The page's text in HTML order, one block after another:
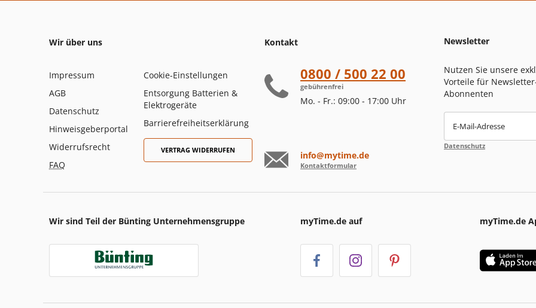
Wir über uns
Impressum
AGB
Datenschutz
Hinweisgeberportal
Widerrufsrecht
FAQ
Cookie-Einstellungen
Entsorgung Batterien &
Elektrogeräte
Barrierefreiheitserklärung
VERTRAG WIDERRUFEN
Kontakt
0800 / 500 22 00
gebührenfrei
Mo. - Fr.: 09:00 - 17:00 Uhr
info@mytime.de
Kontaktformular
Newsletter
Nutzen Sie unsere
Vorteile für
Abonnenten
E-Mail-Adresse
Datenschutz
Wir sind Teil der Bünting Unternehmensgruppe myTime.de auf myTime.de